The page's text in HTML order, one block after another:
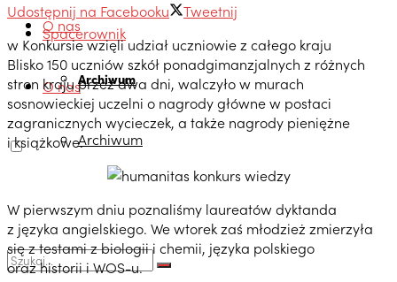
O nas
Archiwum
Spacerownik
O nas
Archiwum
Udostępnij na Facebooku
Tweetnij
w Konkursie wzięli udział uczniowie z całego kraju
Blisko 150 uczniów szkół ponadgimanzjalnych z różnych
stron kraju przez dwa dni, walczyło w murach
sosnowieckiej uczelni o nagrody główne w postaci
zagranicznych wycieczek, a także nagrody pieniężne
i książkowe.
W pierwszym dniu poznaliśmy laureatów dyktanda
z języka angielskiego. We wtorek zaś młodzież zmierzyła
się z testami z biologii i chemii, języka polskiego
oraz historii i WOS-u.